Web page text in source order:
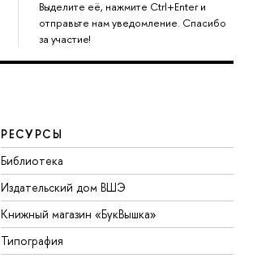
Выделите её, нажмите Ctrl+Enter и
отправьте нам уведомление. Спасибо
за участие!
РЕСУРСЫ
Библиотека
Издательский дом ВШЭ
Книжный магазин «БукВышка»
Типография